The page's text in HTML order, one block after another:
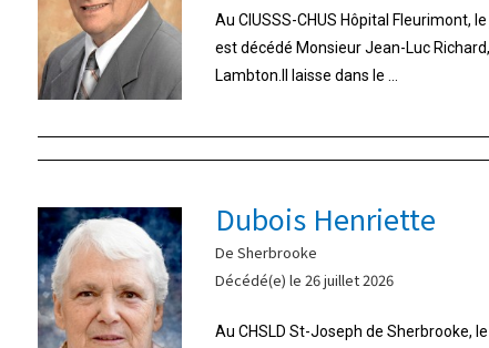
Au CIUSSS-CHUS Hôpital Fleurimont,
est décédé Monsieur Jean-Luc
Lambton.Il laisse dans le ...
Dubois Henriette
De Sherbrooke
Décédé(e) le 26 juillet 2026
Au CHSLD St-Joseph de Sherbrooke,